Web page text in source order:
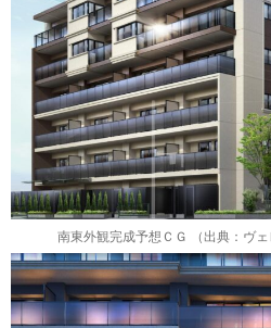
南東外観完成予想ＣＧ （出典：ヴェ